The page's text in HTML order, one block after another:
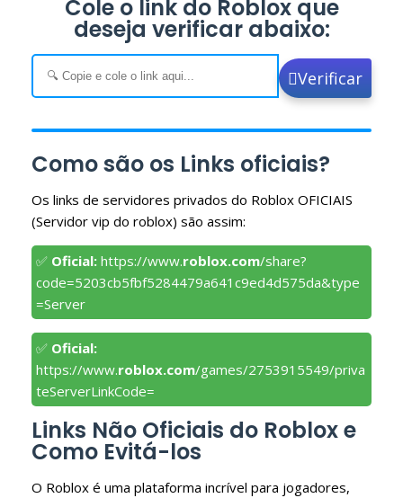
Cole o link do Roblox que
deseja verificar abaixo:
Verificar
Como são os Links oficiais?
Os links de servidores privados do Roblox OFICIAIS
(Servidor vip do roblox) são assim:
✅ Oficial: https://www.roblox.com/share?
code=5203cb5fbf5284479a641c9ed4d575da&type
=Server
✅ Oficial:
https://www.roblox.com/games/2753915549/priva
teServerLinkCode=
Links Não Oficiais do Roblox e
Como Evitá-los
O Roblox é uma plataforma incrível para jogadores,